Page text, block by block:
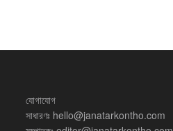
যোগাযোগ
সাধারণঃ hello@janatarkontho.com